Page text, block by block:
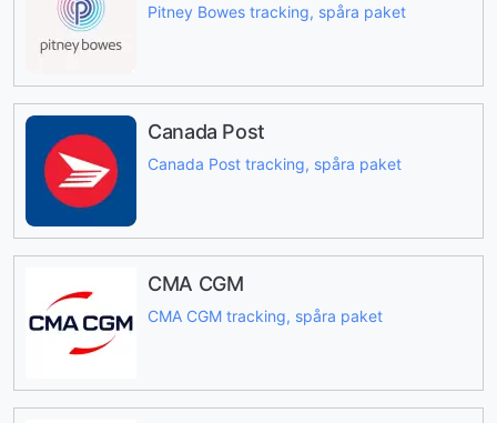
Pitney Bowes tracking, spåra paket
Canada Post
Canada Post tracking, spåra paket
CMA CGM
CMA CGM tracking, spåra paket